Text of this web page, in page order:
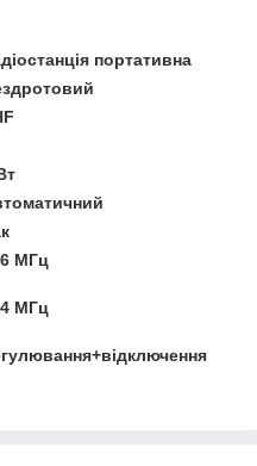
портативна
МГц
МГц